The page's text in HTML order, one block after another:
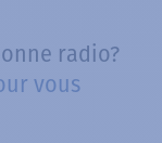
radio?
vous